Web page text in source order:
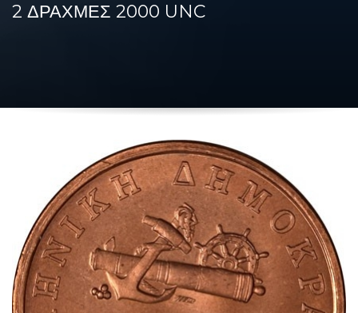
2 ΔΡΑΧΜΕΣ 2000 UNC